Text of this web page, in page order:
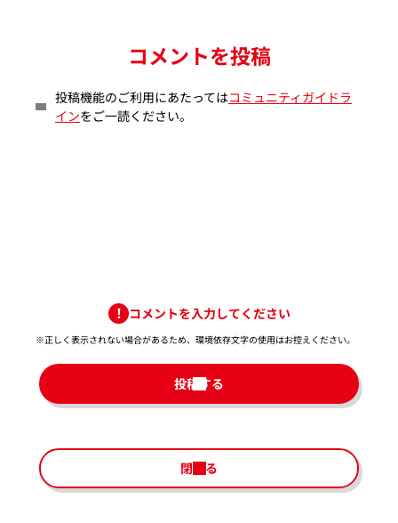
コメントを投稿
投稿機能のご利用にあたってはコミュニティガイドラ
インをご一読ください。
コメントを入力してください
※正しく表示されない場合があるため、環境依存文字の使用はお控えください。​
投稿する
閉じる